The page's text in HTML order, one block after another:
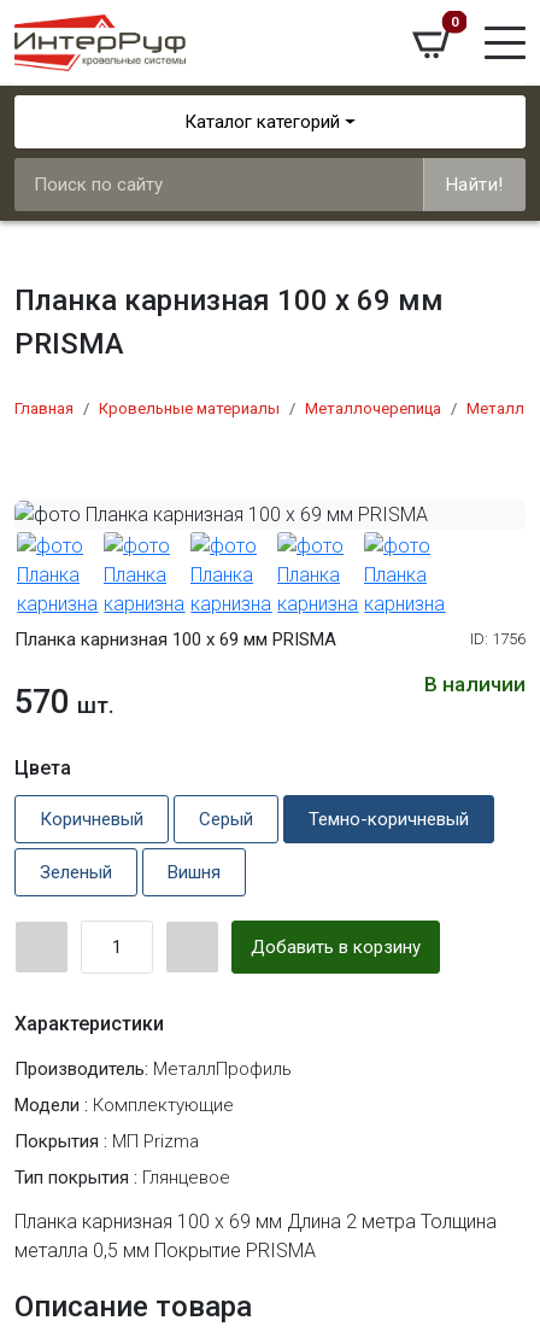
0
Каталог категорий
Найти!
Планка карнизная 100 х 69 мм
PRISMA
Главная Кровельные материалы Металлочерепица
Планка карнизная 100 х 69 мм PRISMA ID: 1756
В наличии
570 шт.
Цвета
Коричневый Серый Темно-коричневый
Зеленый Вишня
Добавить в корзину
Характеристики
Производитель: МеталлПрофиль
Модели : Комплектующие
Покрытия : МП Prizma
Тип покрытия : Глянцевое
Планка карнизная 100 х 69 мм Длина 2 метра Толщина
металла 0,5 мм Покрытие PRISMA
Описание товара